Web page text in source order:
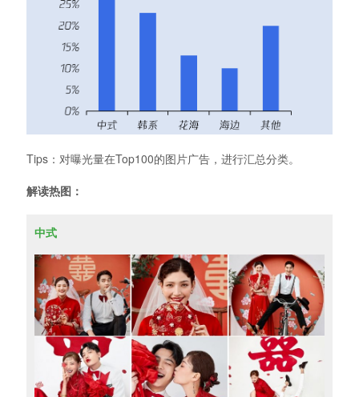
Tips：对曝光量在Top100的图片广告，进行汇总分类。
解读热图：
中式